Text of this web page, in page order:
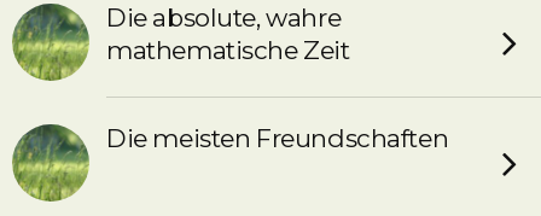
Die absolute, wahre
mathematische Zeit
Die meisten Freundschaften